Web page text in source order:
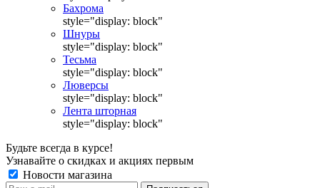
Бахрома
style="display: block"
Шнуры
style="display: block"
Тесьма
style="display: block"
Люверсы
style="display: block"
Лента шторная
style="display: block"
Будьте всегда в курсе!
Узнавайте о скидках и акциях первым
Новости магазина